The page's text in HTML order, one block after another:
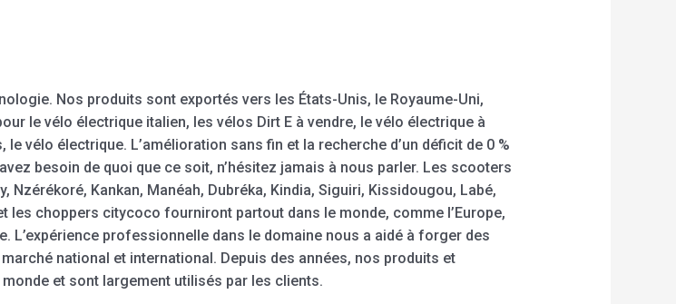
Nos produits sont exportés vers les États-Unis, le Royaume-Uni,
le vélo électrique italien, les vélos Dirt E à vendre, le vélo électrique à
vélo électrique. L’amélioration sans fin et la recherche d’un déficit de 0 %
besoin de quoi que ce soit, n’hésitez jamais à nous parler. Les scooters
Kankan, Manéah, Dubréka, Kindia, Siguiri, Kissidougou, Labé,
les choppers citycoco fourniront partout dans le monde, comme l’Europe,
L’expérience professionnelle dans le domaine nous a aidé à forger des
national et international. Depuis des années, nos produits et
et sont largement utilisés par les clients.